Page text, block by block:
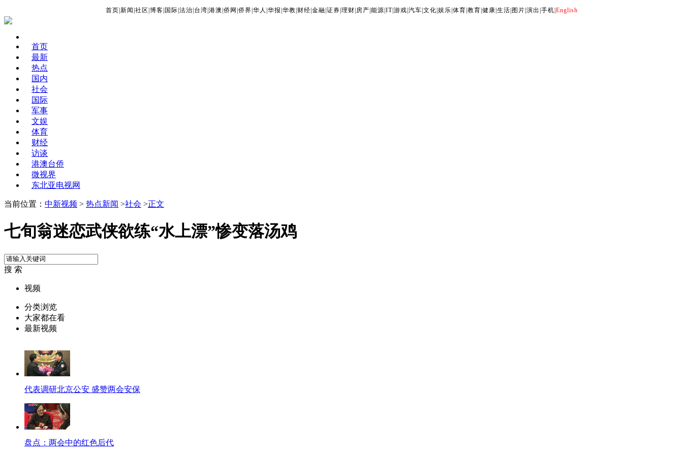
首页 新闻 社区 博客 国际 法治 台湾 港澳 侨网 侨界 华人 华报 华教 财经 金融 证券 理财 房产 能源 IT| 游戏 汽车 文化 娱乐 体育 教育 健康 生活 图片 演出 手机 English
首页
最新
热点
国内
社会
国际
军事
文娱
体育
财经
访谈
港澳台侨
微视界
东北亚电视网
当前位置： 中新视频 > 热点新闻 >社会 >正文
七旬翁迷恋武侠欲练“水上漂”惨变落汤鸡
搜 索
视频
分类浏览
大家都在看
最新视频
代表调研北京公安 盛赞两会安保
盘点：两会中的红色后代